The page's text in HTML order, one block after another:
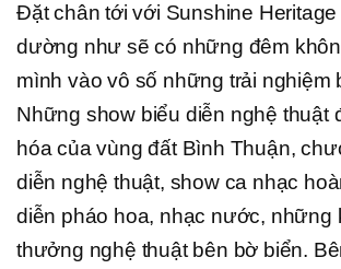
Đặt chân tới với Sunshine
dường như sẽ có những đêm
mình vào vô số những trải nghiệm
Những show biểu diễn nghệ thuật
hóa của vùng đất Bình Thuận,
diễn nghệ thuật, show ca nhạc
diễn pháo hoa, nhạc nước, những
thưởng nghệ thuật bên bờ biển.